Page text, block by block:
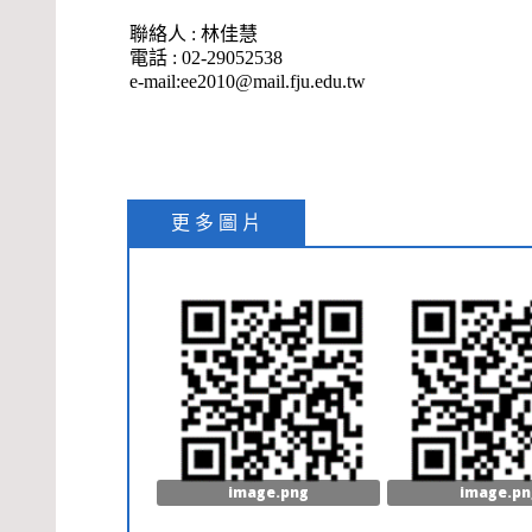
聯絡人 : 林佳慧
電話 :02-29052538
e-mail:ee2010@mail.fju.edu.tw
更 多 圖 片
image.png